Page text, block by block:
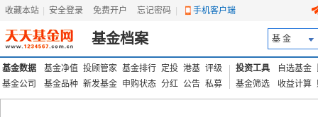
收藏本站 安全登录 免费开户 忘记密码 手机客户端
基金档案 基 金
基金数据 基金净值 投顾管家 基金排行 定投 港基 评级
基金公司
基金品种 新发基金 申购状态 分红 公告 私募
投资工具 自选基金
基金筛选
收益计算